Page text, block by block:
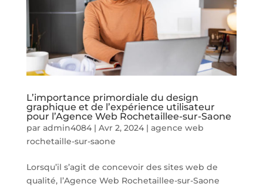
L’importance primordiale du design
graphique et de l’expérience utilisateur
pour l’Agence Web Rochetaillee-sur-Saone
par admin4084| Avr 2, 2024| agence web
rochetaille-sur-saone
Lorsqu’il s’agit de concevoir des sites web de
qualité, l’Agence Web Rochetaillee-sur-Saone